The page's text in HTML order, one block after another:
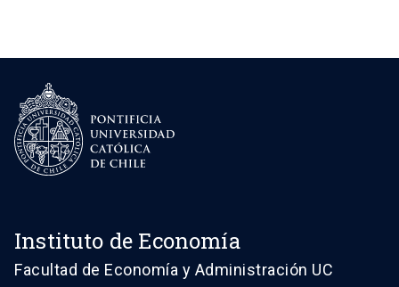
Instituto de Economía
Facultad de Economía y Administración UC